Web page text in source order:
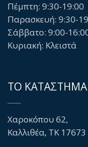
Πέμπτη: 9:30-19:00
Παρασκευή: 9:30-
Σάββατο: 9:00-
Κυριακή: Κλειστά
ΤΟ
Χαροκόπου 62,
Καλλιθέα, TK 17673